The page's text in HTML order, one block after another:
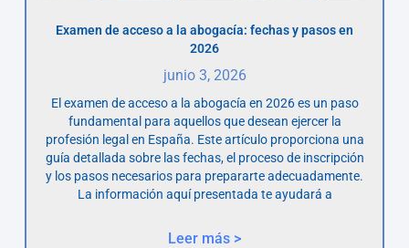
Examen de acceso a la abogacía: fechas y pasos en
2026
junio 3, 2026
El examen de acceso a la abogacía en 2026 es un paso
fundamental para aquellos que desean ejercer la
profesión legal en España. Este artículo proporciona una
guía detallada sobre las fechas, el proceso de inscripción
y los pasos necesarios para prepararte adecuadamente.
La información aquí presentada te ayudará a
Leer más >